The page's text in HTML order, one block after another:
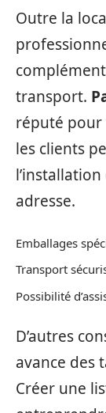
Outre la
transport.
réputé
les clients
adresse.
Emballages
Transport
Possibilité
D’autres
avance des
Créer une